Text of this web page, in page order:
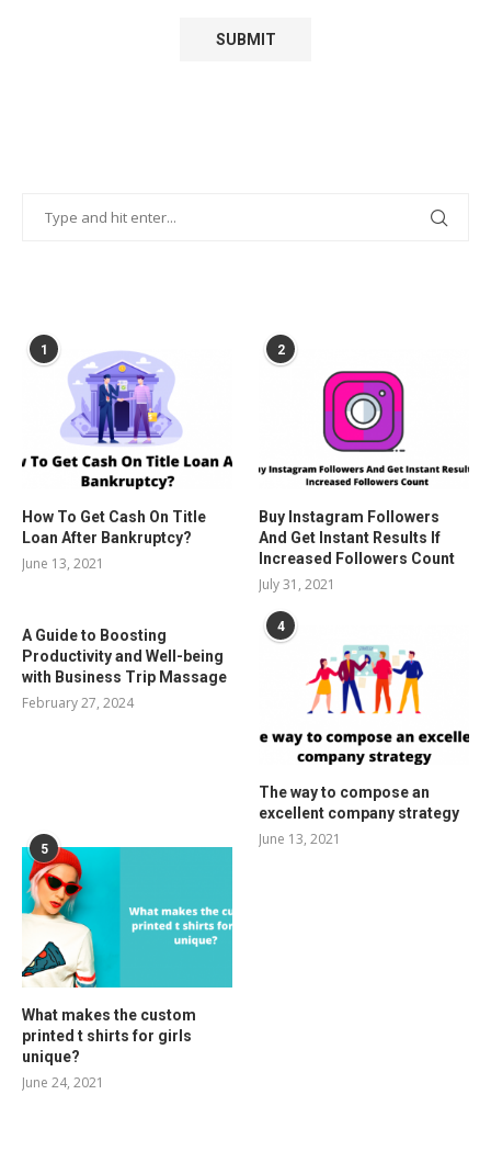
1
How To Get Cash On Title
Loan After Bankruptcy?
June 13, 2021
2
Buy Instagram Followers
And Get Instant Results If
Increased Followers Count
July 31, 2021
A Guide to Boosting
Productivity and Well-being
with Business Trip Massage
February 27, 2024
4
The way to compose an
excellent company strategy
June 13, 2021
5
What makes the custom
printed t shirts for girls
unique?
June 24, 2021